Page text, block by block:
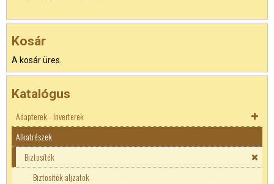
Kosár
A kosár üres.
Katalógus
Adapterek - Inverterek
Akkutöltők
Adapterek
Autó DC adapterek
Inverterek
Alkatrészek
Biztosíték
Biztosíték aljzatok